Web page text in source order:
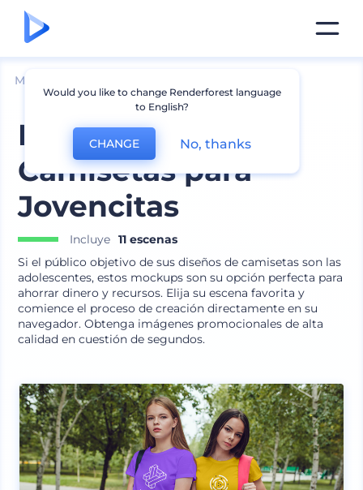
Mockups
Mockups de
Camisetas para
Jovencitas
Incluye 11 escenas
Si el público objetivo de sus diseños de camisetas son las
adolescentes, estos mockups son su opción perfecta para
ahorrar dinero y recursos. Elija su escena favorita y
comience el proceso de creación directamente en su
navegador. Obtenga imágenes promocionales de alta
calidad en cuestión de segundos.
Would you like to change Renderforest language
to English?
CHANGE No, thanks